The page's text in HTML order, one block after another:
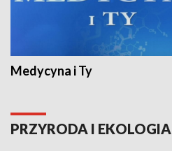
Medycyna i Ty
PRZYRODA I EKOLOGIA